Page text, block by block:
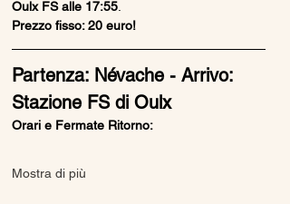
Oulx FS alle 17:55
Prezzo fisso: 20 euro!
Partenza: Névache - Arrivo:
Stazione FS di Oulx
Orari e Fermate Ritorno:
Mostra di più